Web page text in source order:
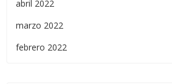
abril 2022
marzo 2022
febrero 2022